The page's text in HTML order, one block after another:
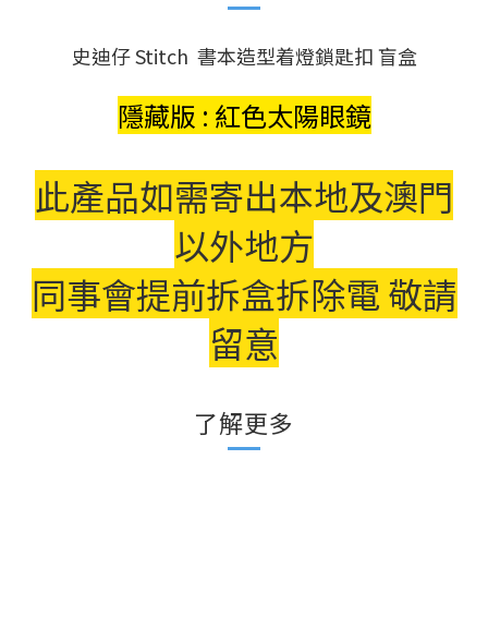
史迪仔 Stitch 書本造型着燈鎖匙扣 盲盒
隱藏版 : 紅色太陽眼鏡
此產品如需寄出本地及澳門
以外地方
同事會提前拆盒拆除電 敬請
留意
了解更多